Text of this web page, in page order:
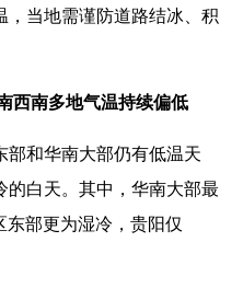
，当地需谨防道路结冰、积
西南多地气温持续偏低
和华南大部仍有低温天
的白天。其中，华南大部最
部更为湿冷，贵阳仅